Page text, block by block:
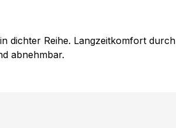
dichter Reihe. Langzeitkomfort durch
abnehmbar.